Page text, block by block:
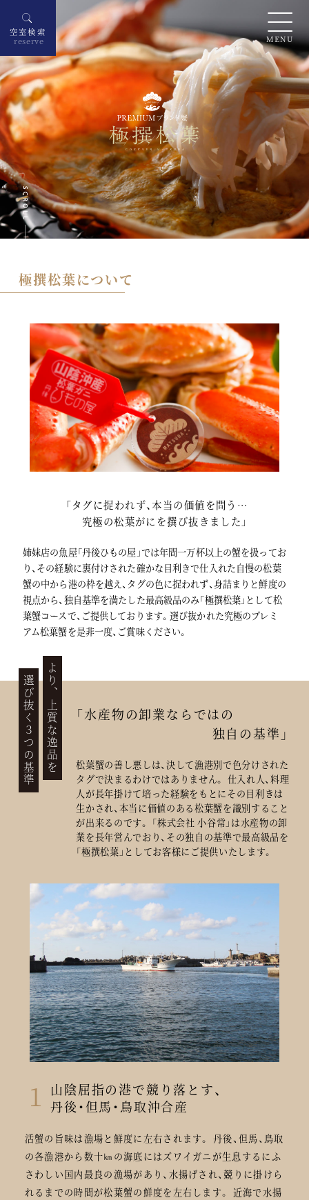
MENU
極撰松葉について
「タグに捉われず、本当の価値を問う…
究極の松葉がにを撰び抜きました 」
姉妹店の魚屋「丹後ひもの屋 」では年間一万杯以上の蟹を扱ってお
り、その経験に裏付けされた確かな目利きで仕入れた自慢の松葉
蟹の中から港の枠を越え、タグの色に捉われず、身詰まりと鮮度の
視点から、独自基準を満たした最高級品のみ「極撰松葉 」 として松
葉蟹コースで、ご提供しております。選び抜かれた究極のプレミ
アム松葉蟹を是非一度、ご賞味ください。
より、上質な逸品を
選び抜く３つの基準
「水産物の卸業ならではの
独自の基準」
松葉蟹の善し悪しは、決して漁港別で色分けされた
タグで決まるわけではありません。 仕入れ人、料理
人が長年掛けて培った経験をもとにその目利きは
生かされ、本当に価値のある松葉蟹を識別すること
が出来るのです。 「株式会社 小谷常」は水産物の卸
業を長年営んでおり、その独自の基準で最高級品を
「極撰松葉」としてお客様にご提供いたします。
1
山陰屈指の港で競り落とす、
丹後・但馬・鳥取沖合産
活蟹の旨味は漁場と鮮度に左右されます。 丹後、但馬、鳥取
の各漁港から数十㎞の海底にはズワイガニが生息するにふ
さわしい国内最良の漁場があり、水揚げされ、競りに掛けら
れるまでの時間が松葉蟹の鮮度を左右します。 近海で水揚
空室検索
reserve